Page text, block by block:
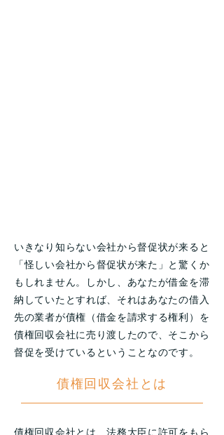
いきなり知らない会社から督促状が来ると
「怪しい会社から督促状が来た」と驚くか
もしれません。しかし、あなたが借金を滞
納していたとすれば、それはあなたの借入
先の業者が債権（借金を請求する権利）を
債権回収会社に売り渡したので、そこから
督促を受けているということなのです。
債権回収会社とは
債権回収会社とは、法務大臣に許可をもら